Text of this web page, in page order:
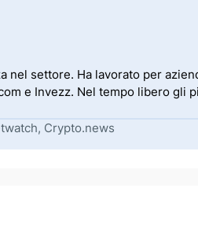
settore. Ha lavorato per
e Invezz. Nel tempo libero gli
Crypto.news